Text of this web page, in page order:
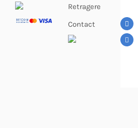
Retragere
Contact